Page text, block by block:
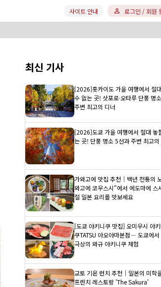
사이트 안내 로그인 / 회원
최신 기사
[2026]홋카이도 가을 여행에서 절
수 없는 곳! 삿포로·오타루 단풍 명
주변 최고의 디너
[2026]도쿄 가을 여행에서 절대 놓
는 곳! 단풍 명소 5선과 주변 최고의
가와고에 맛집 추천｜백년 전통의
와고에 코우스시"에서 에도마에 스
절 일본 요리를 맛보세요
[도쿄 야키니쿠 맛집] 오미우시 야
쿠TATSU 아오야마본점― 도쿄에서
극상의 와규 야키니쿠 체험
교토 기온 런치 추천｜일본의 미학
프렌치 레스토랑 'The Sakura'